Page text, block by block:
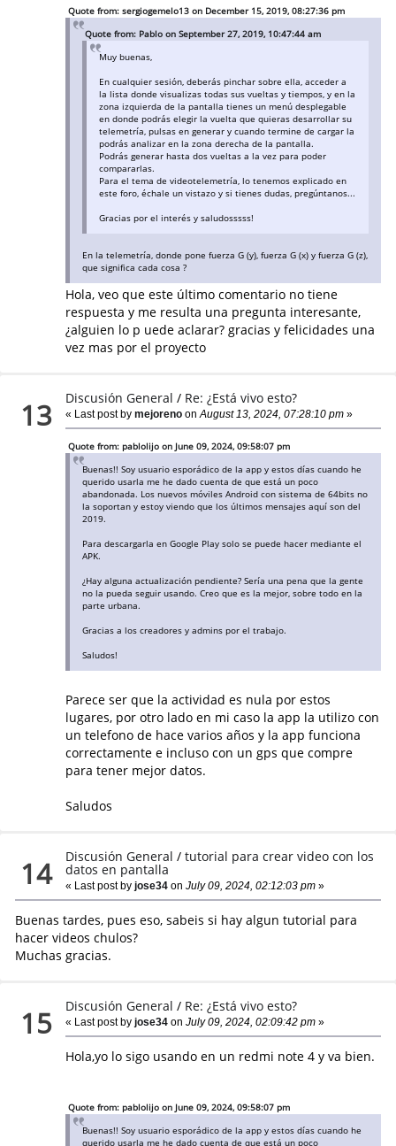
Quote from: sergiogemelo13 on December 15, 2019, 08:27:36 pm
Quote from: Pablo on September 27, 2019, 10:47:44 am
Muy buenas,
En cualquier sesión, deberás pinchar sobre ella, acceder a
la lista donde visualizas todas sus vueltas y tiempos, y en la
zona izquierda de la pantalla tienes un menú desplegable
en donde podrás elegir la vuelta que quieras desarrollar su
telemetría, pulsas en generar y cuando termine de cargar la
podrás analizar en la zona derecha de la pantalla.
Podrás generar hasta dos vueltas a la vez para poder
compararlas.
Para el tema de videotelemetría, lo tenemos explicado en
este foro, échale un vistazo y si tienes dudas, pregúntanos...
Gracias por el interés y saludosssss!
En la telemetría, donde pone fuerza G (y), fuerza G (x) y fuerza G (z),
que significa cada cosa ?
Hola, veo que este último comentario no tiene
respuesta y me resulta una pregunta interesante,
¿alguien lo p uede aclarar? gracias y felicidades una
vez mas por el proyecto
13 Discusión General / Re: ¿Está vivo esto?
« Last post bymejoreno on August 13, 2024, 07:28:10 pm »
Quote from: pablolijo on June 09, 2024, 09:58:07 pm
Buenas!! Soy usuario esporádico de la app y estos días cuando he
querido usarla me he dado cuenta de que está un poco
abandonada. Los nuevos móviles Android con sistema de 64bits no
la soportan y estoy viendo que los últimos mensajes aquí son del
2019.
Para descargarla en Google Play solo se puede hacer mediante el
APK.
¿Hay alguna actualización pendiente? Sería una pena que la gente
no la pueda seguir usando. Creo que es la mejor, sobre todo en la
parte urbana.
Gracias a los creadores y admins por el trabajo.
Saludos!
Parece ser que la actividad es nula por estos
lugares, por otro lado en mi caso la app la utilizo con
un telefono de hace varios años y la app funciona
correctamente e incluso con un gps que compre
para tener mejor datos.
Saludos
14 Discusión General /tutorial para crear video con los
datos en pantalla
« Last post byjose34 on July 09, 2024, 02:12:03 pm »
Buenas tardes, pues eso, sabeis si hay algun tutorial para
hacer videos chulos?
Muchas gracias.
15 Discusión General / Re: ¿Está vivo esto?
« Last post byjose34 on July 09, 2024, 02:09:42 pm »
Hola,yo lo sigo usando en un redmi note 4 y va bien.
Quote from: pablolijo on June 09, 2024, 09:58:07 pm
Buenas!! Soy usuario esporádico de la app y estos días cuando he
querido usarla me he dado cuenta de que está un poco